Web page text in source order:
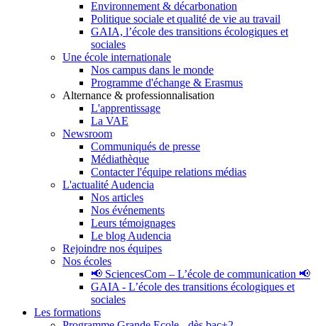
Environnement & décarbonation
Politique sociale et qualité de vie au travail
GAIA, l’école des transitions écologiques et
sociales
Une école internationale
Nos campus dans le monde
Programme d'échange & Erasmus
Alternance & professionnalisation
L'apprentissage
La VAE
Newsroom
Communiqués de presse
Médiathèque
Contacter l'équipe relations médias
L'actualité Audencia
Nos articles
Nos événements
Leurs témoignages
Le blog Audencia
Rejoindre nos équipes
Nos écoles
📢 SciencesCom – L’école de communication 📢
GAIA - L’école des transitions écologiques et
sociales
Les formations